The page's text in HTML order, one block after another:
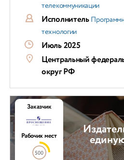
телекоммуникации
Исполнитель
технологии
Июль 2025
Центральный
округ РФ
Заказчик
Рабочих мест
500